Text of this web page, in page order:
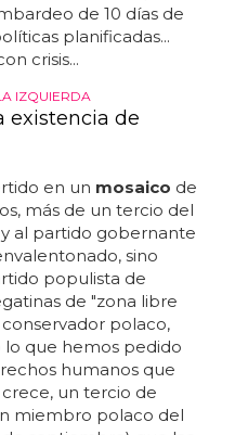
de 10 días de
planificadas...
crisis...
IZQUIERDA
existencia de
en un mosaico de
más de un tercio del
y al partido gobernante
sino
populista de
de "zona libre
polaco,
lo que hemos pedido
humanos que
un tercio de
miembro polaco del